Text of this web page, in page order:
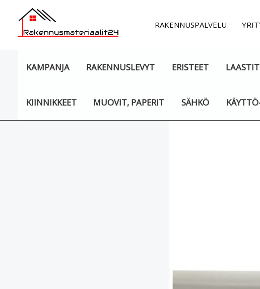
sisältöön
RAKENNUSPALVELU
KAMPANJA RAKENNUSLEVYT ERISTEET LAASTIT
KIINNIKKEET MUOVIT, PAPERIT SÄHKÖ